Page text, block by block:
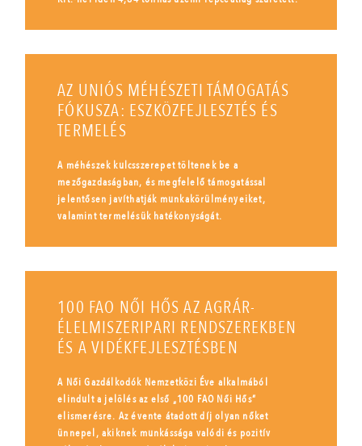
AZ UNIÓS MÉHÉSZETI TÁMOGATÁS
FÓKUSZA: ESZKÖZFEJLESZTÉS ÉS
TERMELÉS
A méhészek kulcsszerepet töltenek be a
mezőgazdaságban, és megfelelő támogatással
jelentősen javíthatják munkakörülményeiket,
valamint termelésük hatékonyságát.
100 FAO NŐI HŐS AZ AGRÁR-
ÉLELMISZERIPARI RENDSZEREKBEN
ÉS A VIDÉKFEJLESZTÉSBEN
A Női Gazdálkodók Nemzetközi Éve alkalmából
elindult a jelölés az első „100 FAO Női Hős”
elismerésre. Az évente átadott díj olyan nőket
ünnepel, akiknek munkássága valódi és pozitív